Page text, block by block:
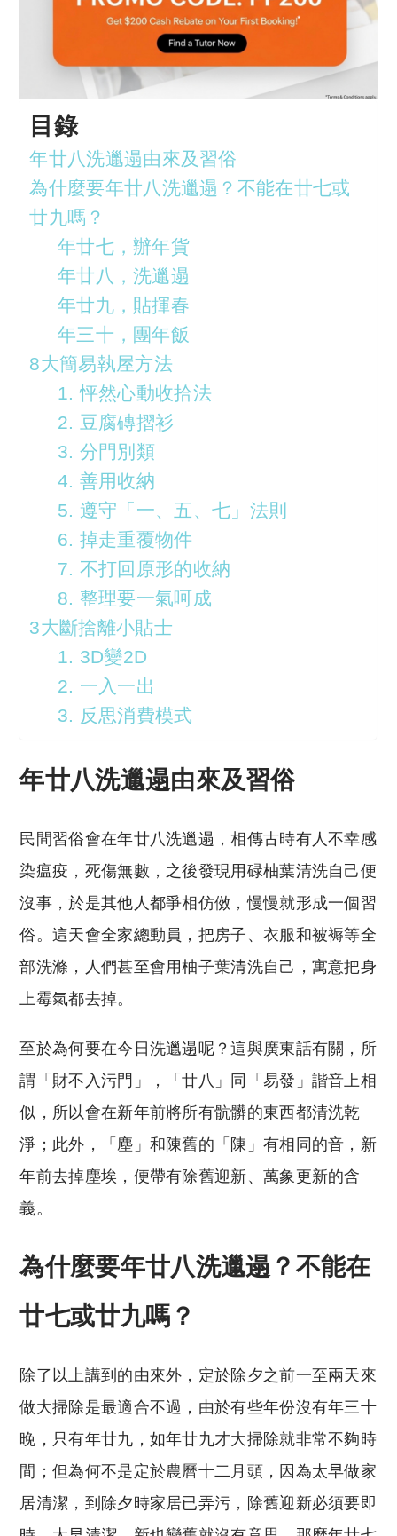
目錄
年廿八洗邋遢由來及習俗
為什麼要年廿八洗邋遢？不能在廿七或
廿九嗎？
年廿七，辦年貨
年廿八，洗邋遢
年廿九，貼揮春
年三十，團年飯
8大簡易執屋方法
1. 怦然心動收拾法
2. 豆腐磚摺衫
3. 分門別類
4. 善用收納
5. 遵守「一、五、七」法則
6. 掉走重覆物件
7. 不打回原形的收納
8. 整理要一氣呵成
3大斷捨離小貼士
1. 3D變2D
2. 一入一出
3. 反思消費模式
年廿八洗邋遢由來及習俗
民間習俗會在年廿八洗邋遢，相傳古時有人不幸感
染瘟疫，死傷無數，之後發現用碌柚葉清洗自己便
沒事，於是其他人都爭相仿傚，慢慢就形成一個習
俗。這天會全家總動員，把房子、衣服和被褥等全
部洗滌，人們甚至會用柚子葉清洗自己，寓意把身
上霉氣都去掉。
至於為何要在今日洗邋遢呢？這與廣東話有關，所
謂「財不入污門」，「廿八」同「易發」諧音上相
似，所以會在新年前將所有骯髒的東西都清洗乾
淨；此外，「塵」和陳舊的「陳」有相同的音，新
年前去掉塵埃，便帶有除舊迎新、萬象更新的含
義。
為什麼要年廿八洗邋遢？不能在
廿七或廿九嗎？
除了以上講到的由來外，定於除夕之前一至兩天來
做大掃除是最適合不過，由於有些年份沒有年三十
晚，只有年廿九，如年廿九才大掃除就非常不夠時
間；但為何不是定於農曆十二月頭，因為太早做家
居清潔，到除夕時家居已弄污，除舊迎新必須要即